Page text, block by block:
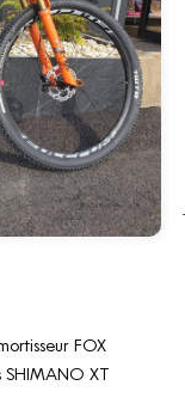
FOX
XT